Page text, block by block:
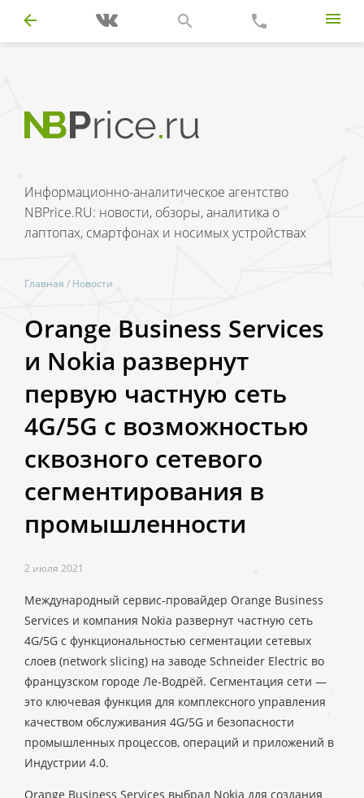
Информационно-аналитическое агентство
NBPrice.RU: новости, обзоры, аналитика о
лаптопах, смартфонах и носимых устройствах
Главная / Новости
Orange Business Services
и Nokia развернут
первую частную сеть
4G/5G с возможностью
сквозного сетевого
сегментирования в
промышленности
2 июля 2021
Международный сервис-провайдер Orange Business
Services и компания Nokia развернут частную сеть
4G/5G с функциональностью сегментации сетевых
слоев (network slicing) на заводе Schneider Electric во
французском городе Ле-Водрёй. Сегментация сети —
это ключевая функция для комплексного управления
качеством обслуживания 4G/5G и безопасности
промышленных процессов, операций и приложений в
Индустрии 4.0.
Orange Business Services выбрал Nokia для создания